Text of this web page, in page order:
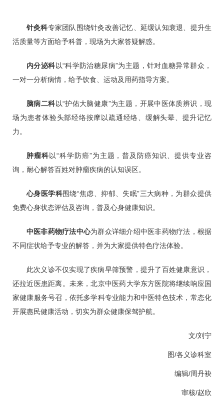
针灸科专家团队围绕针灸改善记忆、延缓认知衰退、提升生
活质量等方面给予科普，现场为大家答疑解惑。
一对一分析病情，给予饮食、运动及用药指导方案。
场为患者体验头部经络按摩以疏通经络、缓解头晕、提升记忆
力。
肿瘤科以“科学防癌”为主题，普及防癌知识、提供专业咨
询，耐心解答百姓对肿瘤疾病的认知误区。
不同症状给予专业的解答，并为大家提供特色疗法体验。
还拉近医患距离。未来，北京中医药大学东方医院将继续响应国